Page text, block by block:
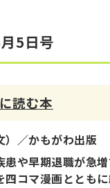
5日号
読む本
）／かもがわ出版
患や早期退職が急
コマ漫画ととも